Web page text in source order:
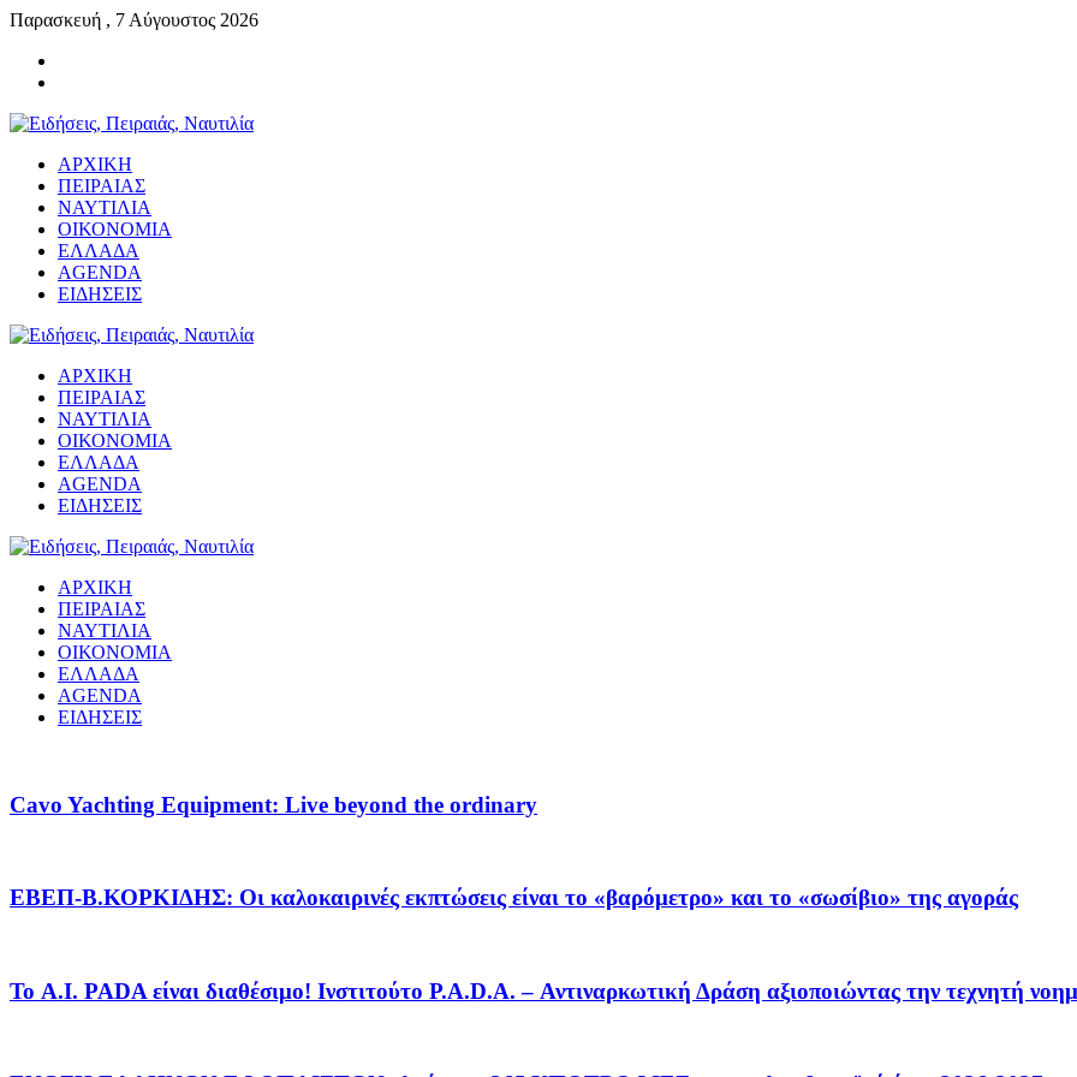
Παρασκευή , 7 Αύγουστος 2026
ΑΡΧΙΚΗ
ΠΕΙΡΑΙΑΣ
ΝΑΥΤΙΛΙΑ
ΟΙΚΟΝΟΜΙΑ
ΕΛΛΑΔΑ
AGENDA
ΕΙΔΗΣΕΙΣ
ΑΡΧΙΚΗ
ΠΕΙΡΑΙΑΣ
ΝΑΥΤΙΛΙΑ
ΟΙΚΟΝΟΜΙΑ
ΕΛΛΑΔΑ
AGENDA
ΕΙΔΗΣΕΙΣ
ΑΡΧΙΚΗ
ΠΕΙΡΑΙΑΣ
ΝΑΥΤΙΛΙΑ
ΟΙΚΟΝΟΜΙΑ
ΕΛΛΑΔΑ
AGENDA
ΕΙΔΗΣΕΙΣ
Cavo Yachting Equipment: Live beyond the ordinary
EΒΕΠ-Β.ΚΟΡΚΙΔΗΣ: Οι καλοκαιρινές εκπτώσεις είναι το «βαρόμετρο» και το «σωσίβιο» της αγοράς
Το A.I. PADA είναι διαθέσιμο! Ινστιτούτο P.A.D.A. – Αντιναρκωτική Δράση αξιοποιώντας την τεχνητή